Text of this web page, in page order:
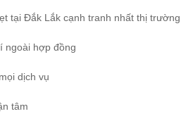
tại Đắk Lắk cạnh tranh nhất thị trường
ngoài hợp đồng
dịch vụ
tâm